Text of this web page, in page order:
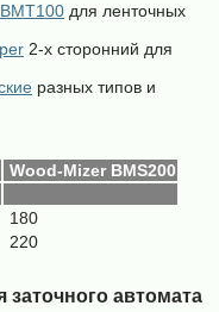
для ленточных
2-х сторонний для
разных типов и
Wood-Mizer BMS200
180
220
автомата